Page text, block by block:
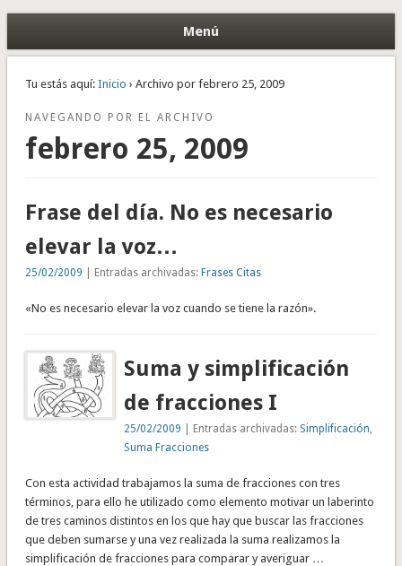
Menú
Tu estás aquí: Inicio › Archivo por febrero 25, 2009
NAVEGANDO POR EL ARCHIVO
febrero 25, 2009
Frase del día. No es necesario
elevar la voz…
25/02/2009 | Entradas archivadas: Frases Citas
«No es necesario elevar la voz cuando se tiene la razón».
Suma y simplificación
de fracciones I
25/02/2009 | Entradas archivadas: Simplificación
Suma Fracciones
Con esta actividad trabajamos la suma de fracciones con tres
términos, para ello he utilizado como elemento motivar un laberinto
de tres caminos distintos en los que hay que buscar las fracciones
que deben sumarse y una vez realizada la suma realizamos la
simplificación de fracciones para comparar y averiguar …